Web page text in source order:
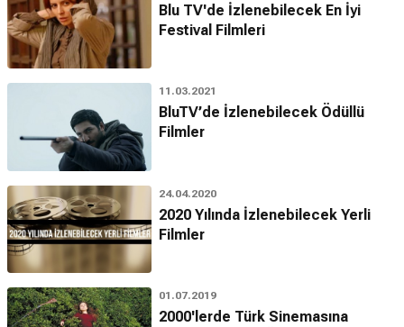
Blu TV'de İzlenebilecek En İyi
Festival Filmleri
11.03.2021
BluTV’de İzlenebilecek Ödüllü
Filmler
24.04.2020
2020 Yılında İzlenebilecek Yerli
Filmler
01.07.2019
2000'lerde Türk Sinemasına